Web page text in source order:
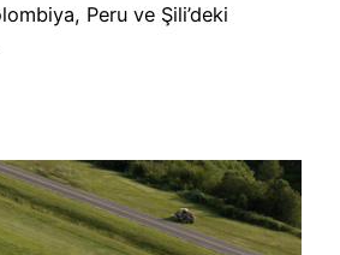
Peru ve Şili’deki